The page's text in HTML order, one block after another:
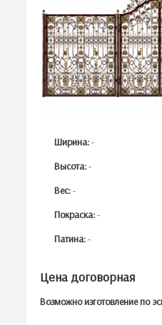
Ширина:-
Высота:-
Вес:-
Покраска:-
Патина:-
Цена договорная
Возможно изготовление по